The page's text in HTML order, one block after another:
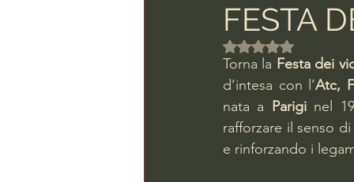
FESTA
Valutazione NaN
Torna la Festa dei
d’intesa con l’Atc,
nata a Parigi nel
rafforzare il senso
e rinforzando i